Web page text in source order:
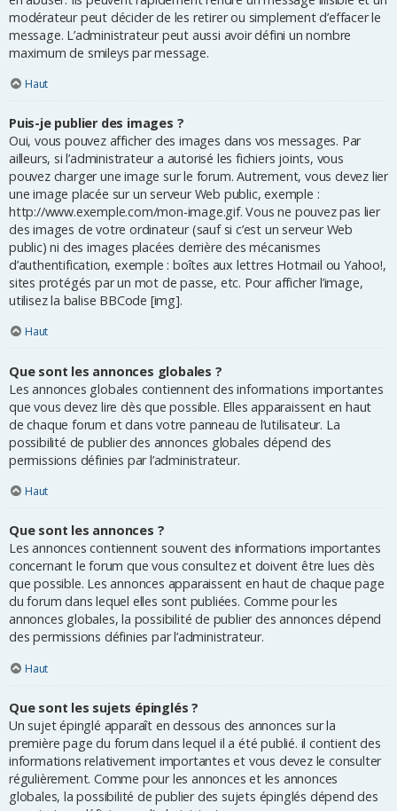
modérateur peut décider de les retirer ou simplement d’effacer le
message. L’administrateur peut aussi avoir défini un nombre
maximum de smileys par message.
Haut
Puis-je publier des images ?
Oui, vous pouvez afficher des images dans vos messages. Par
ailleurs, si l’administrateur a autorisé les fichiers joints, vous
pouvez charger une image sur le forum. Autrement, vous devez lier
une image placée sur un serveur Web public, exemple :
http://www.exemple.com/mon-image.gif. Vous ne pouvez pas lier
des images de votre ordinateur (sauf si c’est un serveur Web
public) ni des images placées derrière des mécanismes
d’authentification, exemple : boîtes aux lettres Hotmail ou Yahoo!,
sites protégés par un mot de passe, etc. Pour afficher l’image,
utilisez la balise BBCode [img].
Haut
Que sont les annonces globales ?
Les annonces globales contiennent des informations importantes
que vous devez lire dès que possible. Elles apparaissent en haut
de chaque forum et dans votre panneau de l’utilisateur. La
possibilité de publier des annonces globales dépend des
permissions définies par l’administrateur.
Haut
Que sont les annonces ?
Les annonces contiennent souvent des informations importantes
concernant le forum que vous consultez et doivent être lues dès
que possible. Les annonces apparaissent en haut de chaque page
du forum dans lequel elles sont publiées. Comme pour les
annonces globales, la possibilité de publier des annonces dépend
des permissions définies par l’administrateur.
Haut
Que sont les sujets épinglés ?
Un sujet épinglé apparaît en dessous des annonces sur la
première page du forum dans lequel il a été publié. il contient des
informations relativement importantes et vous devez le consulter
régulièrement. Comme pour les annonces et les annonces
globales, la possibilité de publier des sujets épinglés dépend des